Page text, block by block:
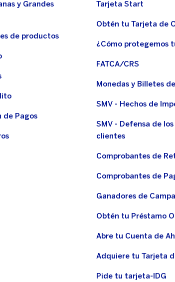
y Grandes
de productos
de Pagos
Tarjeta Start
Obtén tu Tarjeta de
¿Cómo protegemos
FATCA/CRS
Monedas y Billetes
SMV - Hechos de
SMV - Defensa de
clientes
Comprobantes de
Comprobantes de
Ganadores de
Obtén tu Préstamo
Abre tu Cuenta de
Adquiere tu Tarjeta
Pide tu tarjeta-IDG